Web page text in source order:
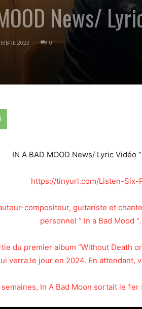
News/
2023 0
IN A BAD MOOD News/ Lyric Vidéo
https://tinyurl.com/Listen-Six-
compositeur, guitariste et
personnel ” In a Bad Mood “.
du premier album “Without Death
verra le jour en 2024. En attendant,
In A Bad Moon sortait le 1er